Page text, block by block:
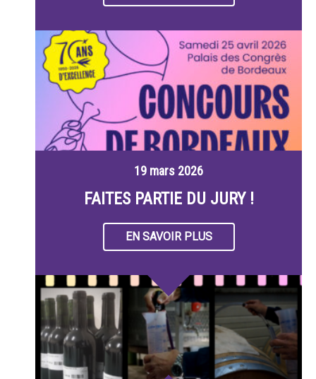
19 mars 2026
FAITES PARTIE DU JURY !
EN SAVOIR PLUS